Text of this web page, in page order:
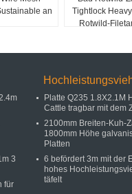
an
Tightlock
Rotwild-
3
für
Platte Q235 1.8X2.1M
Cattle tragbar mit dem
2100mm Breiten-Kuh-
1800mm Höhe
Platten
6 befördert 3m mit der
hohes
täfelt